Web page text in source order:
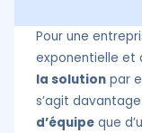
Pour une
exponentielle et
la solution par
s’agit davantage
d’équipe que